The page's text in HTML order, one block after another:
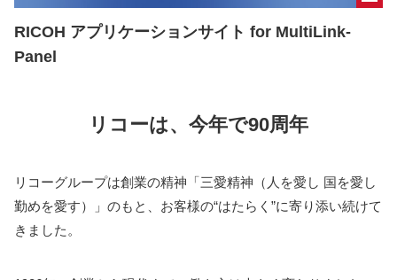
RICOH アプリケーションサイト for MultiLink-
Panel
リコーは、今年で90周年
リコーグループは創業の精神「三愛精神（人を愛し 国を愛し
勤めを愛す）」のもと、お客様の“はたらく”に寄り添い続けて
きました。